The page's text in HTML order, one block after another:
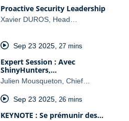
Proactive Security Leadership
Xavier DUROS, Head…
Sep 23 2025, 27 mins
Expert Session : Avec
ShinyHunters,…
Julien Mousqueton, Chief…
Sep 23 2025, 26 mins
KEYNOTE : Se prémunir des…